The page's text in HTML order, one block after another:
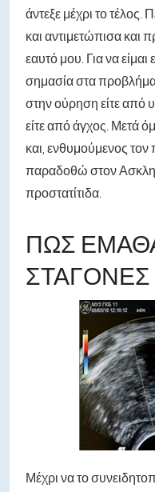
άντεξε μέχρι το τέλος.
και αντιμετώπισα και
εαυτό μου. Για να
σημασία στα
στην ούρηση είτε από
είτε από άγχος. Μετά
και, ενθυμούμενος
παραδοθώ στον
προστατίτιδα.
ΠΏΣ
ΣΤΑΓΌΝΕΣ
Μέχρι να το